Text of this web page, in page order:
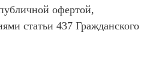
офертой,
статьи 437 Гражданского